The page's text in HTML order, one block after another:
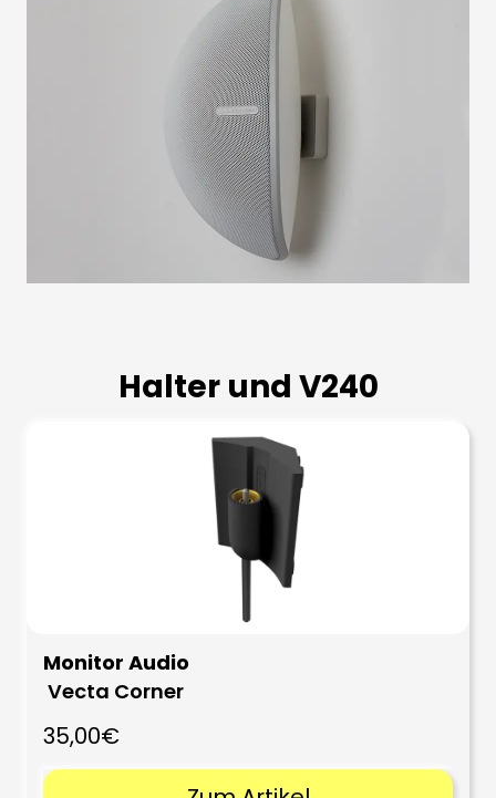
Halter und V240
Monitor Audio
Vecta Corner
35,00€